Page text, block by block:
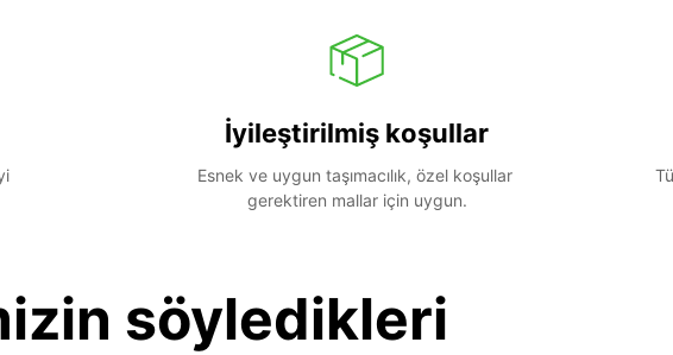
İyileştirilmiş koşullar
Esnek ve uygun taşımacılık, özel koşullar
gerektiren mallar için uygun.
söyledikleri